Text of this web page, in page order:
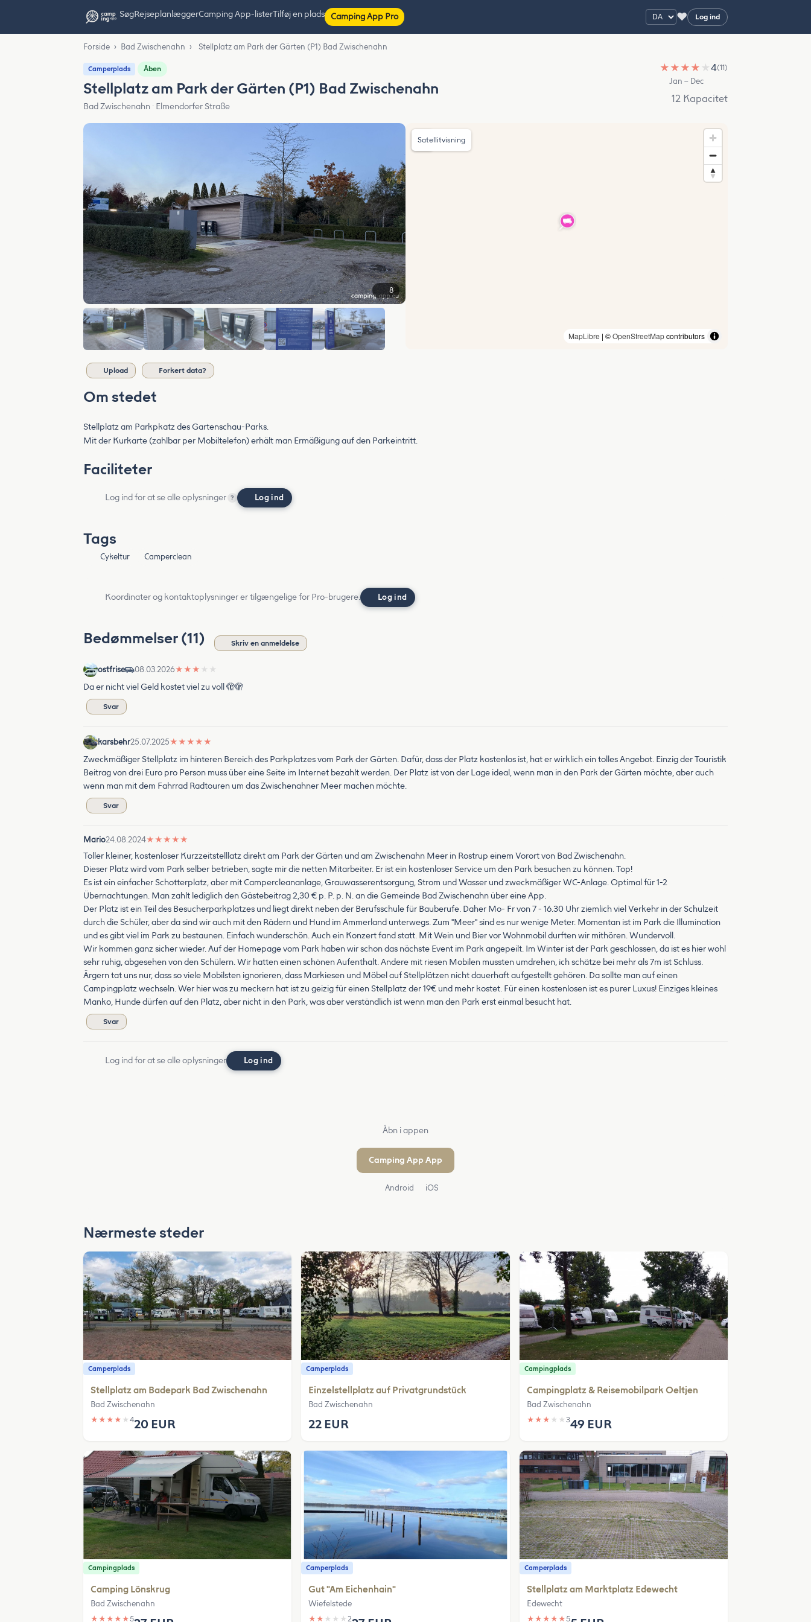
SøgRejseplanlæggerCamping App-listerTilføj en plads Camping App Pro ♥ Log ind
Forside › Bad Zwischenahn › Stellplatz am Park der Gärten (P1) Bad Zwischenahn
Camperplads Åben
Stellplatz am Park der Gärten (P1) Bad Zwischenahn
Bad Zwischenahn · Elmendorfer Straße
★ ★ ★ ★ ★4(11)
Jan – Dec
12 Kapacitet
8
MapLibre | ©OpenStreetMapcontributors
Satellitvisning
Upload Forkert data?
Om stedet
Stellplatz am Parkpkatz des Gartenschau-Parks.
Mit der Kurkarte (zahlbar per Mobiltelefon) erhält man Ermäßigung auf den Parkeintritt.
Faciliteter
Log ind for at se alle oplysninger ? Log ind
Tags
Cykeltur Camperclean
Koordinater og kontaktoplysninger er tilgængelige for Pro-brugere. Log ind
Bedømmelser (11) Skriv en anmeldelse
ostfrise 08.03.2026★ ★ ★ ★ ★
Da er nicht viel Geld kostet viel zu voll 🫣🫣
Svar
karsbehr25.07.2025★ ★ ★ ★ ★
Zweckmäßiger Stellplatz im hinteren Bereich des Parkplatzes vom Park der Gärten. Dafür, dass der Platz kostenlos ist, hat er wirklich ein tolles Angebot. Einzig der Touristik
Beitrag von drei Euro pro Person muss über eine Seite im Internet bezahlt werden. Der Platz ist von der Lage ideal, wenn man in den Park der Gärten möchte, aber auch
wenn man mit dem Fahrrad Radtouren um das Zwischenahner Meer machen möchte.
Svar
Mario24.08.2024★ ★ ★ ★ ★
Toller kleiner, kostenloser Kurzzeitstelllatz direkt am Park der Gärten und am Zwischenahn Meer in Rostrup einem Vorort von Bad Zwischenahn.
Dieser Platz wird vom Park selber betrieben, sagte mir die netten Mitarbeiter. Er ist ein kostenloser Service um den Park besuchen zu können. Top!
Es ist ein einfacher Schotterplatz, aber mit Campercleananlage, Grauwasserentsorgung, Strom und Wasser und zweckmäßiger WC-Anlage. Optimal für 1-2
Übernachtungen. Man zahlt lediglich den Gästebeitrag 2,30 € p. P. p. N. an die Gemeinde Bad Zwischenahn über eine App.
Der Platz ist ein Teil des Besucherparkplatzes und liegt direkt neben der Berufsschule für Bauberufe. Daher Mo- Fr von 7 - 16.30 Uhr ziemlich viel Verkehr in der Schulzeit
durch die Schüler, aber da sind wir auch mit den Rädern und Hund im Ammerland unterwegs. Zum "Meer" sind es nur wenige Meter. Momentan ist im Park die Illumination
und es gibt viel im Park zu bestaunen. Einfach wunderschön. Auch ein Konzert fand statt. Mit Wein und Bier vor Wohnmobil durften wir mithören. Wundervoll.
Wir kommen ganz sicher wieder. Auf der Homepage vom Park haben wir schon das nächste Event im Park angepeilt. Im Winter ist der Park geschlossen, da ist es hier wohl
sehr ruhig, abgesehen von den Schülern. Wir hatten einen schönen Aufenthalt. Andere mit riesen Mobilen mussten umdrehen, ich schätze bei mehr als 7m ist Schluss.
Ärgern tat uns nur, dass so viele Mobilsten ignorieren, dass Markiesen und Möbel auf Stellplätzen nicht dauerhaft aufgestellt gehören. Da sollte man auf einen
Campingplatz wechseln. Wer hier was zu meckern hat ist zu geizig für einen Stellplatz der 19€ und mehr kostet. Für einen kostenlosen ist es purer Luxus! Einziges kleines
Manko, Hunde dürfen auf den Platz, aber nicht in den Park, was aber verständlich ist wenn man den Park erst einmal besucht hat.
Svar
Log ind for at se alle oplysninger Log ind
Åbn i appen
Camping App App
Android iOS
Nærmeste steder
Camperplads
Stellplatz am Badepark Bad Zwischenahn
Bad Zwischenahn
★ ★ ★ ★ ★ 420 EUR
Camperplads
Einzelstellplatz auf Privatgrundstück
Bad Zwischenahn
22 EUR
Campingplads
Campingplatz & Reisemobilpark Oeltjen
Bad Zwischenahn
★ ★ ★ ★ ★ 349 EUR
Campingplads
Camping Lönskrug
Bad Zwischenahn
★ ★ ★ ★ ★5
Camperplads
Gut "Am Eichenhain"
Wiefelstede
★ ★ ★ ★ ★2
Camperplads
Stellplatz am Marktplatz Edewecht
Edewecht
★ ★ ★ ★ ★5